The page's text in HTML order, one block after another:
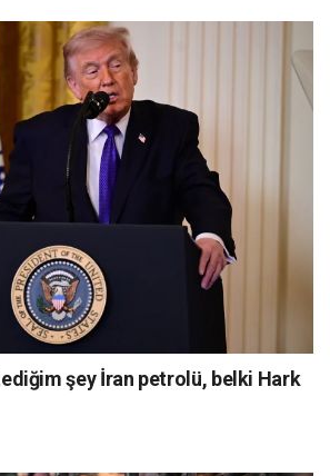
şey İran petrolü, belki Hark